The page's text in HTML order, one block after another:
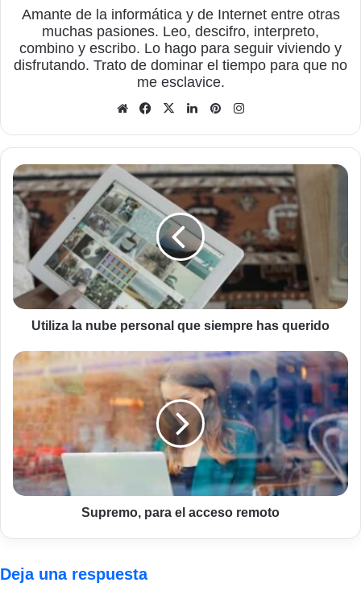
Amante de la informática y de Internet entre otras
muchas pasiones. Leo, descifro, interpreto,
combino y escribo. Lo hago para seguir viviendo y
disfrutando. Trato de dominar el tiempo para que no
me esclavice.
Sitio
Facebook
X LinkedInPinterest
Utiliza
la
nube
personal
que
siempre
has
querido
Utiliza la nube personal que siempre has querido
Supremo,
para
el
acceso
remoto
Supremo, para el acceso remoto
Deja una respuesta